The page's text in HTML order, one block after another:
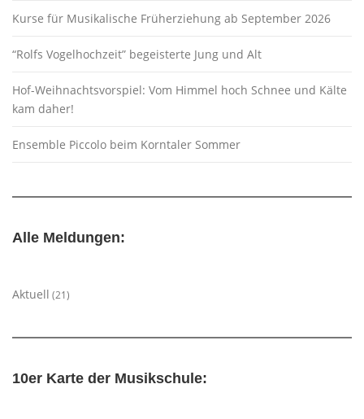
Kurse für Musikalische Früherziehung ab September 2026
“Rolfs Vogelhochzeit” begeisterte Jung und Alt
Hof-Weihnachtsvorspiel: Vom Himmel hoch Schnee und Kälte
kam daher!
Ensemble Piccolo beim Korntaler Sommer
Alle Meldungen:
Aktuell (21)
10er Karte der Musikschule: